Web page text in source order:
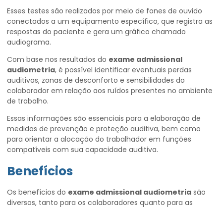
Esses testes são realizados por meio de fones de ouvido
conectados a um equipamento específico, que registra as
respostas do paciente e gera um gráfico chamado
audiograma.
Com base nos resultados do exame admissional
audiometria, é possível identificar eventuais perdas
auditivas, zonas de desconforto e sensibilidades do
colaborador em relação aos ruídos presentes no ambiente
de trabalho.
Essas informações são essenciais para a elaboração de
medidas de prevenção e proteção auditiva, bem como
para orientar a alocação do trabalhador em funções
compatíveis com sua capacidade auditiva.
Benefícios
Os benefícios do exame admissional audiometria são
diversos, tanto para os colaboradores quanto para as